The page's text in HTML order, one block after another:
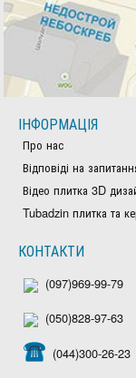
ІНФОРМАЦІЯ
Про нас
Відповіді на
Відео плитка 3D
Tubadzin плитка та
КОНТАКТИ
(097)969-99-79
(050)828-97-63
(044)300-26-23